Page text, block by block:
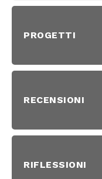
PROGETTI
RECENSIONI
RIFLESSIONI